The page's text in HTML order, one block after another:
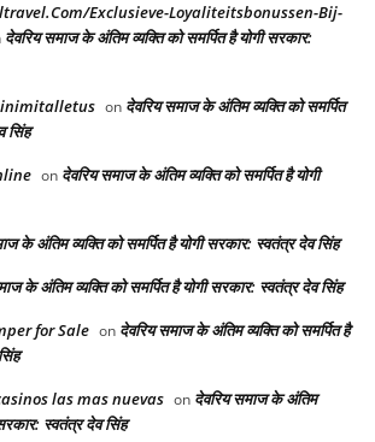
Exclusieve-Loyaliteitsbonussen-Bij-
देवरिय समाज के अंतिम व्यक्ति को समर्पित है योगी सरकार:
on देवरिय समाज के अंतिम व्यक्ति को समर्पित
सिंह
on देवरिय समाज के अंतिम व्यक्ति को समर्पित है योगी
के अंतिम व्यक्ति को समर्पित है योगी सरकार: स्वतंत्र देव सिंह
के अंतिम व्यक्ति को समर्पित है योगी सरकार: स्वतंत्र देव सिंह
for Sale on देवरिय समाज के अंतिम व्यक्ति को समर्पित है
las mas nuevas on देवरिय समाज के अंतिम
स्वतंत्र देव सिंह